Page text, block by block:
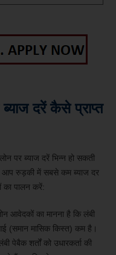
दरें कैसे प्राप्त
पर ब्याज दरें भिन्न हो सकती
आप रुड़की में सबसे कम ब्याज दर
का पालन करें:
आवेदकों का मानना ​​है कि लंबी
(समान मासिक किस्त) कम है।
पेबैक शर्तों को उधारकर्ता की